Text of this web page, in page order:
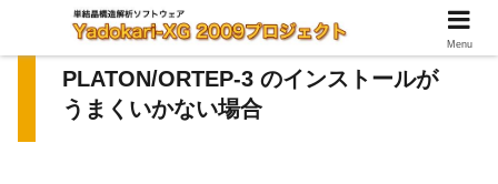
PLATON/ORTEP-3 のインストールが
うまくいかない場合
Menu